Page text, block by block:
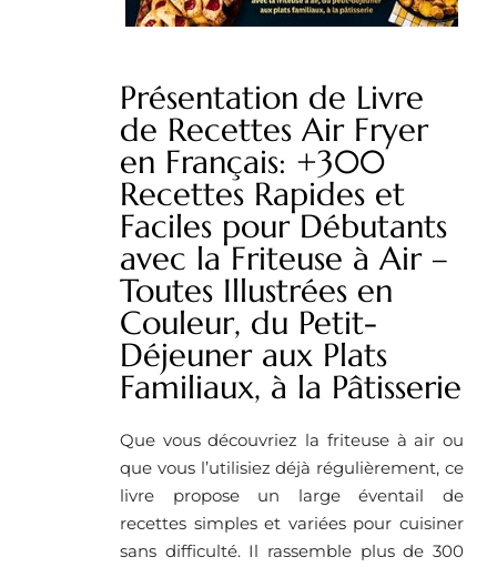
Présentation de Livre
de Recettes Air Fryer
en Français: +300
Recettes Rapides et
Faciles pour Débutants
avec la Friteuse à Air –
Toutes Illustrées en
Couleur, du Petit-
Déjeuner aux Plats
Familiaux, à la Pâtisserie
Que vous découvriez la friteuse à air ou
que vous l’utilisiez déjà régulièrement, ce
livre propose un large éventail de
recettes simples et variées pour cuisiner
sans difficulté. Il rassemble plus de 300